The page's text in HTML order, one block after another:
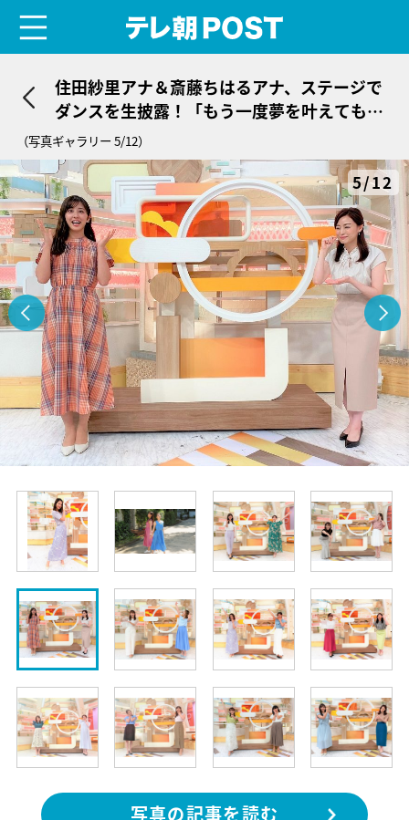
住田紗里アナ＆斎藤ちはるアナ、ステージで
ダンスを生披露！「もう一度夢を叶えてもら
う気分です」
（写真ギャラリー 5/12）
5/12
写真の記事を読む